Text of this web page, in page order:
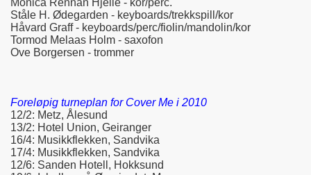
Monica Rennan Hjelle - kor/perc.
Ståle H. Ødegarden - keyboards/trekkspill/kor
Håvard Graff - keyboards/perc/fiolin/mandolin/kor
Tormod Melaas Holm - saxofon
Ove Borgersen - trommer
Foreløpig turneplan for Cover Me i 2010
12/2: Metz, Ålesund
13/2: Hotel Union, Geiranger
16/4: Musikkflekken, Sandvika
17/4: Musikkflekken, Sandvika
12/6: Sanden Hotell, Hokksund